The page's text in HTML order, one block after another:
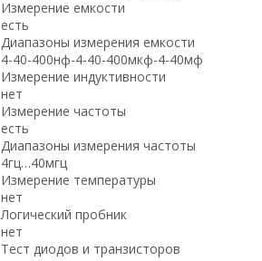
Измерение емкости
есть
Диапазоны измерения емкости
4-40-400нф-4-40-400мкф-4-40мф
Измерение индуктивности
нет
Измерение частоты
есть
Диапазоны измерения частоты
4гц…40мгц
Измерение температуры
нет
Логический пробник
нет
Тест диодов и транзисторов